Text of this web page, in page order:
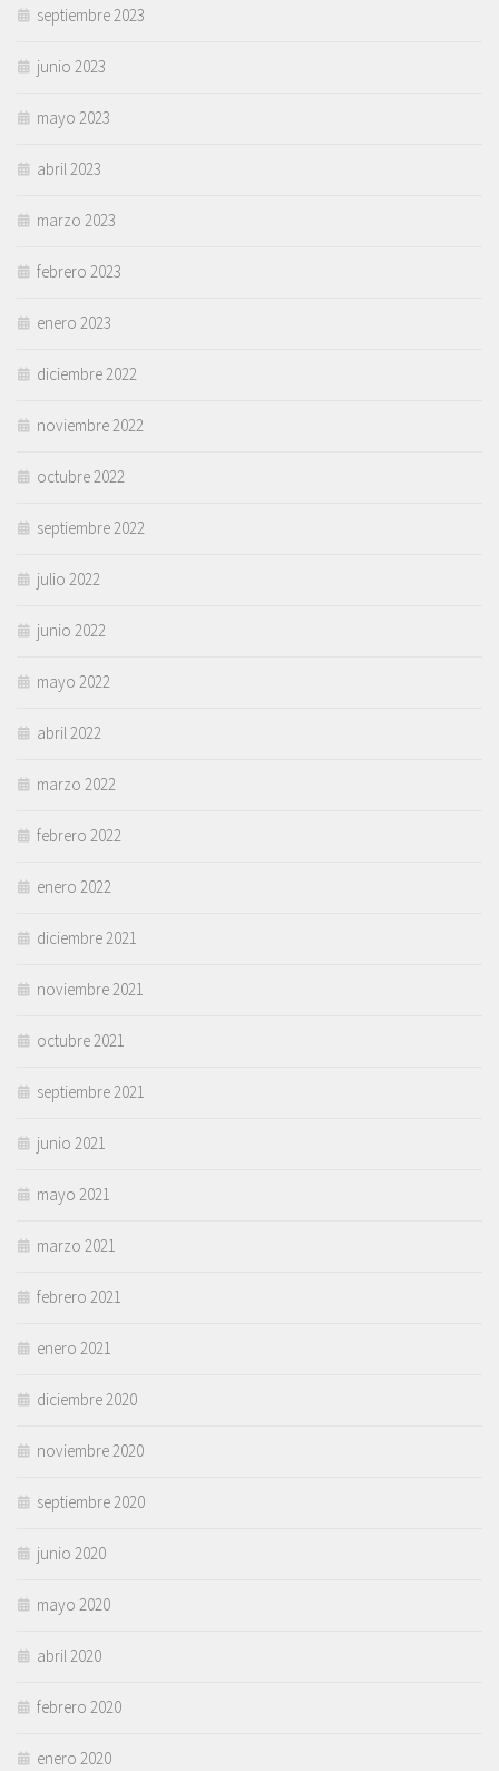
septiembre 2023
junio 2023
mayo 2023
abril 2023
marzo 2023
febrero 2023
enero 2023
diciembre 2022
noviembre 2022
octubre 2022
septiembre 2022
julio 2022
junio 2022
mayo 2022
abril 2022
marzo 2022
febrero 2022
enero 2022
diciembre 2021
noviembre 2021
octubre 2021
septiembre 2021
junio 2021
mayo 2021
marzo 2021
febrero 2021
enero 2021
diciembre 2020
noviembre 2020
septiembre 2020
junio 2020
mayo 2020
abril 2020
febrero 2020
enero 2020